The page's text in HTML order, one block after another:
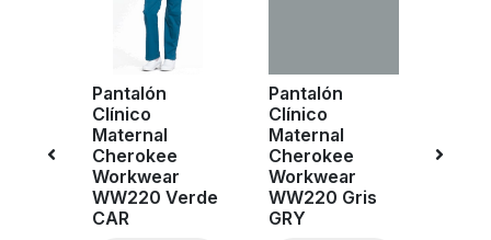
Pantalón
Clínico
Maternal
Cherokee
Workwear
WW220 Verde
CAR
Pantalón
Clínico
Maternal
Cherokee
Workwear
WW220 Gris
GRY